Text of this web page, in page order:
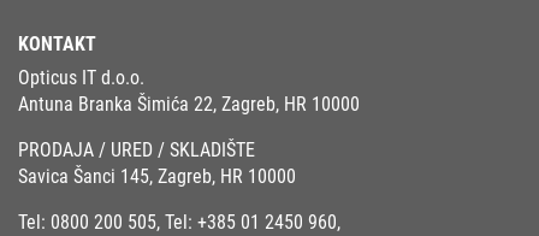
KONTAKT
Opticus IT d.o.o.
Antuna Branka Šimića 22, Zagreb, HR 10000
PRODAJA / URED / SKLADIŠTE
Savica Šanci 145, Zagreb, HR 10000
Tel: 0800 200 505, Tel: +385 01 2450 960,